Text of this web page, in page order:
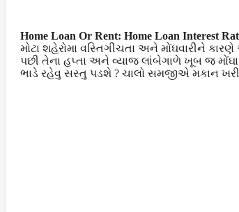
Home Loan Or Rent: Home Loan Interest
મોટા શહેરોમા વસ્તિગીચતા અને મોંઘવારીને
પછી તેના હપ્તા અને વ્યાજ લાંબેગાળે ખૂબ જ મોંઘા
ભાડે રહેવુ સસ્તુ પડશે ? ચાલો સમજીએ મકાન